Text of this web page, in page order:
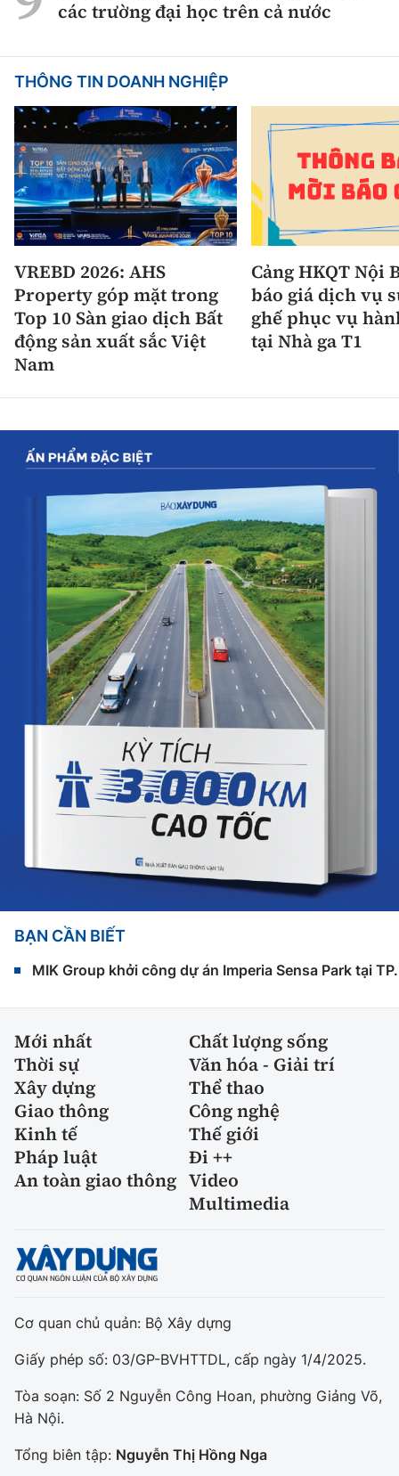
các trường đại học trên cả nước
THÔNG TIN DOANH NGHIỆP
VREBD 2026: AHS
Property góp mặt trong
Top 10 Sàn giao dịch Bất
động sản xuất sắc Việt
Nam
Cảng HKQT Nội
báo giá dịch vụ
ghế phục vụ
tại Nhà ga T1
BẠN CẦN BIẾT
MIK Group khởi công dự án Imperia Sensa Park tại
Mới nhất
Chất lượng sống
Thời sự
Văn hóa - Giải trí
Xây dựng
Thể thao
Giao thông
Công nghệ
Kinh tế
Thế giới
Pháp luật
Đi ++
An toàn giao thông Video
Multimedia
Cơ quan chủ quản: Bộ Xây dựng
Giấy phép số: 03/GP-BVHTTDL, cấp ngày 1/4/2025.
Tòa soạn: Số 2 Nguyễn Công Hoan, phường Giảng Võ,
Hà Nội.
Tổng biên tập: Nguyễn Thị Hồng Nga